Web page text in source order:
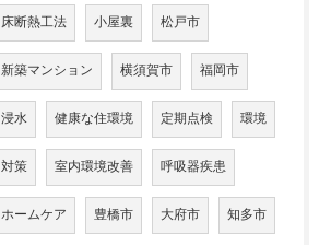
床断熱工法 小屋裏 松戸市
新築マンション 横須賀市 福岡市
浸水 健康な住環境 定期点検 環境
対策 室内環境改善 呼吸器疾患
ホームケア 豊橋市 大府市 知多市